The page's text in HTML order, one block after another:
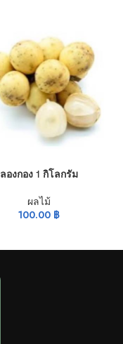
ลองกอง 1 กิโลกรัม
ผลไม้
100.00 ฿